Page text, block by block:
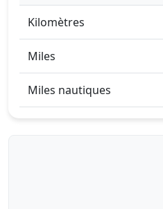
Kilomètres
Miles
Miles nautiques